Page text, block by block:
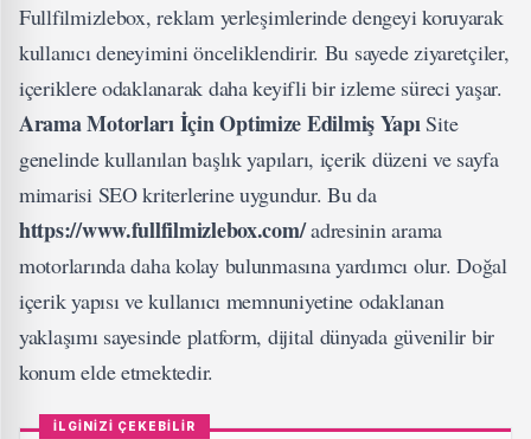
Fullfilmizlebox, reklam yerleşimlerinde dengeyi koruyarak
kullanıcı deneyimini önceliklendirir. Bu sayede ziyaretçiler,
içeriklere odaklanarak daha keyifli bir izleme süreci yaşar.
Arama Motorları İçin Optimize Edilmiş YapıSite
genelinde kullanılan başlık yapıları, içerik düzeni ve sayfa
mimarisi SEO kriterlerine uygundur. Bu da
https://www.fullfilmizlebox.com/adresinin arama
motorlarında daha kolay bulunmasına yardımcı olur. Doğal
içerik yapısı ve kullanıcı memnuniyetine odaklanan
yaklaşımı sayesinde platform, dijital dünyada güvenilir bir
konum elde etmektedir.
İLGİNİZİ ÇEKEBİLİR